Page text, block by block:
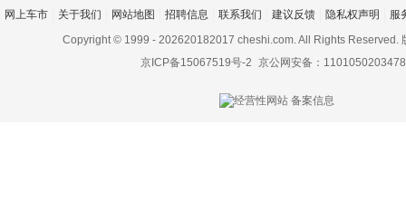
上传图片最多
网上车市 关于我们 网站地图 招聘信息 联系我们 建议反馈 隐私权声明
服
Copyright © 1999 - 202620182017 cheshi.com. All Rights Reserved.
京ICP备15067519号-2 京公网安备：